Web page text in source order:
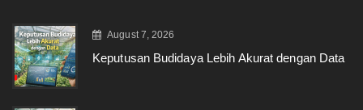
August 7, 2026
Keputusan Budidaya Lebih Akurat dengan Data